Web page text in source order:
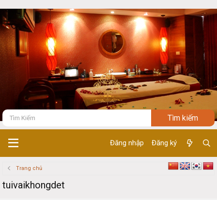
Đăng nhập Đăng ký
Trang chủ
tuivaikhongdet